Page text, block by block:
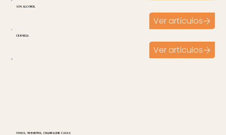
SIN ALCOHOL
Ver artículos
CERVEZA
Ver artículos
VINOS, VERMUTHS, CHAMPAGNE CAVAS